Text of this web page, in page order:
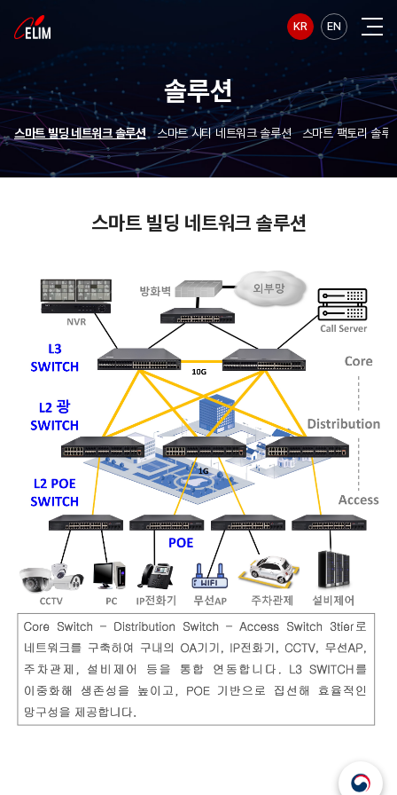
KR EN
솔루션
스마트 빌딩 네트워크 솔루션 스마트 시티 네트워크 솔루션 스마트 팩토리 솔루
스마트 빌딩 네트워크 솔루션